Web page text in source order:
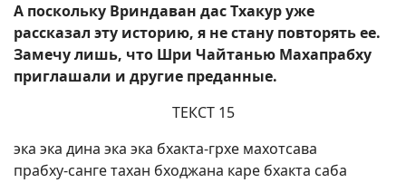
А поскольку Вриндаван дас Тхакур уже
рассказал эту историю, я не стану повторять ее.
Замечу лишь, что Шри Чайтанью Махапрабху
приглашали и другие преданные.
ТЕКСТ 15
эка эка дина эка эка бхакта-грхе махотсава
прабху-санге тахан бходжана каре бхакта саба